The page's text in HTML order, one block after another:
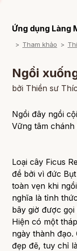
Ứng dụng Làng
Tham khảo
Ngồi
bởi Thiền sư
Ngồi đây ngồi
Vững tâm
Loại cây Ficus
đề bởi vì đức
toàn vẹn khi
nghĩa là tỉnh
bây giờ được
Hiện có một
ngày thành
đẹp đẽ, tuy chỉ